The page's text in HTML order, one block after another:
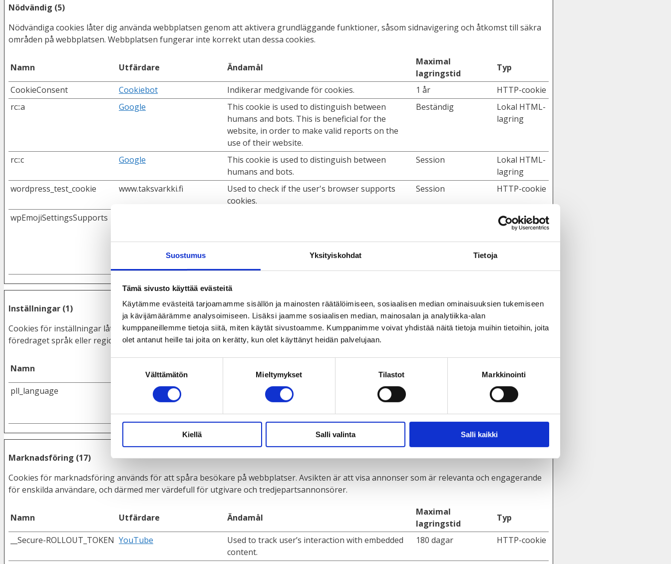
Suostumus Yksityiskohdat Tietoja
Tämä sivusto käyttää evästeitä
Käytämme evästeitä tarjoamamme sisällön ja mainosten räätälöimiseen, sosiaalisen median ominaisuuksien tukemiseen
ja kävijämäärämme analysoimiseen. Lisäksi jaamme sosiaalisen median, mainosalan ja analytiikka-alan
kumppaneillemme tietoja siitä, miten käytät sivustoamme. Kumppanimme voivat yhdistää näitä tietoja muihin tietoihin, joita
olet antanut heille tai joita on kerätty, kun olet käyttänyt heidän palvelujaan.
Välttämätön Mieltymykset Tilastot Markkinointi
Kiellä Salli valinta Salli kaikki
Nödvändig (5)
Nödvändiga cookies låter dig använda webbplatsen genom att aktivera grundläggande funktioner, såsom sidnavigering och åtkomst till säkra
områden på webbplatsen. Webbplatsen fungerar inte korrekt utan dessa cookies.
Namn Utfärdare Ändamål
Maximal
lagringstid
Typ
CookieConsent Cookiebot Indikerar medgivande för cookies. 1 år
HTTP-cookie
rc::a
Google
This cookie is used to distinguish between
humans and bots. This is beneficial for the
website, in order to make valid reports on the
use of their website.
Beständig
Lokal HTML-
lagring
rc::c Google
This cookie is used to distinguish between
humans and bots.
Session
Lokal HTML-
lagring
wordpress_test_cookie
www.taksvarkki.fi
Used to check if the user's browser supports
cookies.
Session HTTP-cookie
wpEmojiSettingsSupports
presentation. The cookies keep the correct state
of font, blog/picture sliders, color themes and
Lokal HTML-
lagring
Inställningar (1)
Cookies för inställningar låter en webbplats komma ihåg information som ändrar hur webbplatsen fungerar eller visas. Detta kan t.ex. vara
föredraget språk eller regionen du befinner dig i.
Namn
pll_language www.taksvarkki.fi
This cookie is used to determine the preferred
language of the visitor and sets the language
accordingly on the website, if possible.
HTTP-cookie
Marknadsföring (17)
Cookies för marknadsföring används för att spåra besökare på webbplatser. Avsikten är att visa annonser som är relevanta och engagerande
för enskilda användare, och därmed mer värdefull för utgivare och tredjepartsannonsörer.
Namn Utfärdare Ändamål
Maximal
lagringstid
Typ
__Secure-ROLLOUT_TOKEN YouTube
Used to track user’s interaction with embedded
content.
180 dagar HTTP-cookie